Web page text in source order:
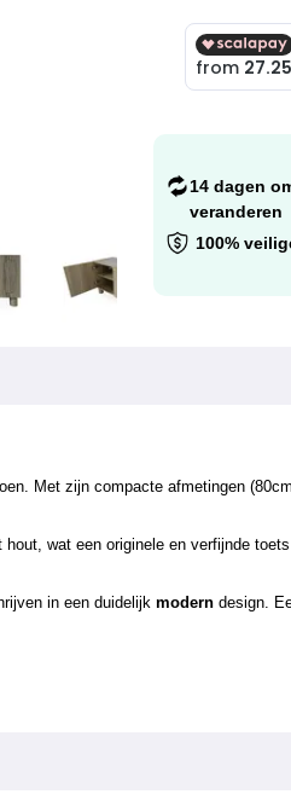
14 dagen
veranderen
100%
Met zijn compacte afmetingen
hout, wat een originele en verfijnde
in een duidelijk modern design.